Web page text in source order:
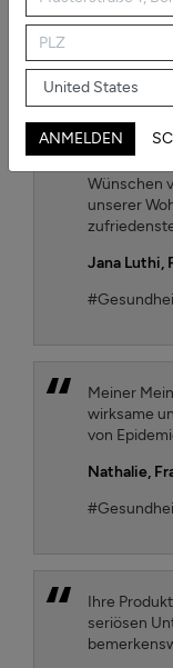
montiert
Minuten.
um die
stellen fest,
schädliche
Wünschen
unserer
Jana Luthi,
Meiner
wirksame
von
Nathalie,
Ihre
seriösen
ANMELDEN